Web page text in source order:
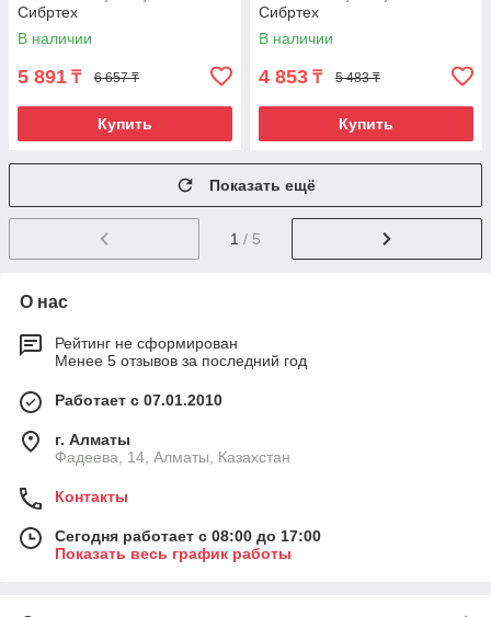
Сибртех
В наличии
5 891 ₸ 6 657 ₸
Купить
Сибртех
В наличии
4 853 ₸ 5 483 ₸
Купить
Показать ещё
1 / 5
О нас
Рейтинг не сформирован
Менее 5 отзывов за последний год
Работает с 07.01.2010
г. Алматы
Фадеева, 14, Алматы, Казахстан
Контакты
Сегодня работает с 08:00 до 17:00
Показать весь график работы